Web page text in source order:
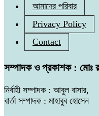
আমাদের পরিবার
Privacy Policy
Contact
সম্পাদক ও প্রকাশক : মোঃ
নির্বাহী সম্পাদক : আবুল
বার্তা সম্পাদক : মাহাবুব হোসেন